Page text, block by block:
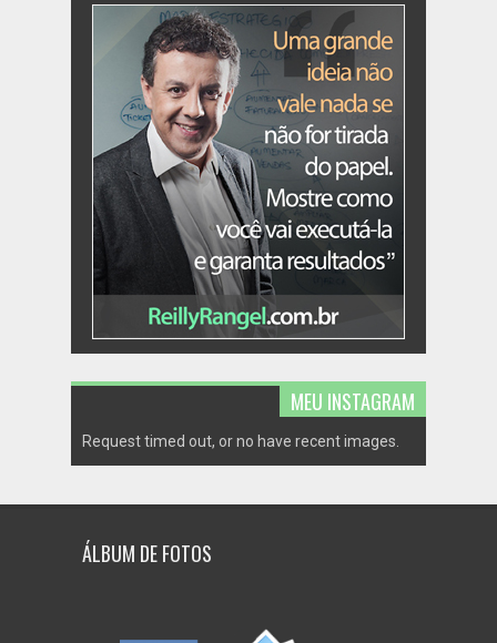
MEU INSTAGRAM
Request timed out, or no have recent images.
ÁLBUM DE FOTOS